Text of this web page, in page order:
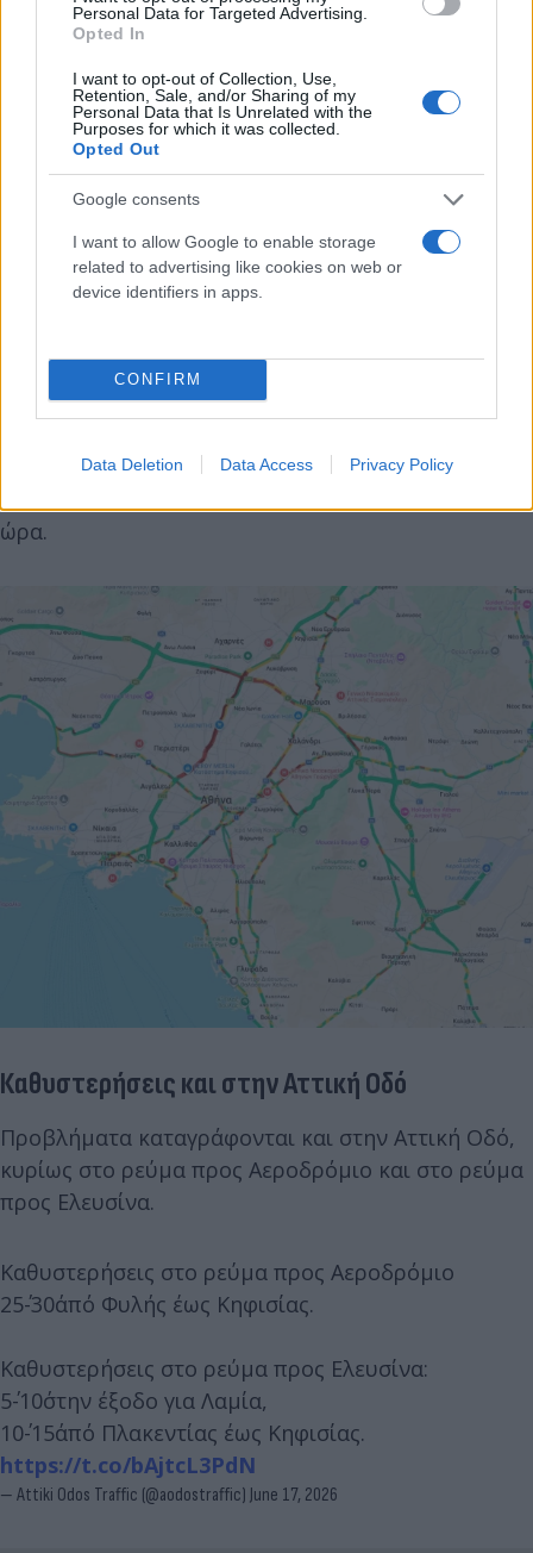
Personal Data for Targeted Advertising.
Opted In
I want to opt-out of Collection, Use,
Retention, Sale, and/or Sharing of my
Personal Data that Is Unrelated with the
Purposes for which it was collected.
Opted Out
Google consents
I want to allow Google to enable storage
related to advertising like cookies on web or
device identifiers in apps.
CONFIRM
Data Deletion Data Access Privacy Policy
δρόμους γύρω από το λιμάνι του Πειραιά, με την
ώρα.
Καθυστερήσεις και στην Αττική Οδό
Προβλήματα καταγράφονται και στην Αττική Οδό,
κυρίως στο ρεύμα προς Αεροδρόμιο και στο ρεύμα
προς Ελευσίνα.
Καθυστερήσεις στο ρεύμα προς Αεροδρόμιο
25΄-30΄από Φυλής έως Κηφισίας.
Καθυστερήσεις στο ρεύμα προς Ελευσίνα:
5΄-10΄στην έξοδο για Λαμία,
10΄-15΄από Πλακεντίας έως Κηφισίας.
https://t.co/bAjtcL3PdN
— Attiki Odos Traffic (@aodostraffic) June 17, 2026